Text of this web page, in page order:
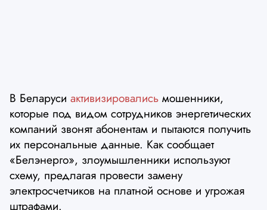
В Беларуси активизировались мошенники,
которые под видом сотрудников энергетических
компаний звонят абонентам и пытаются получить
их персональные данные. Как сообщает
«Белэнерго», злоумышленники используют
схему, предлагая провести замену
электросчетчиков на платной основе и угрожая
штрафами.